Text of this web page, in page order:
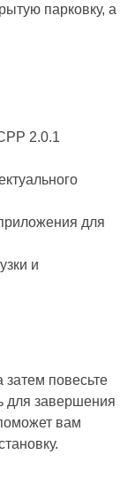
парковку, а
2.0.1
для
и
повесьте
для завершения
вам